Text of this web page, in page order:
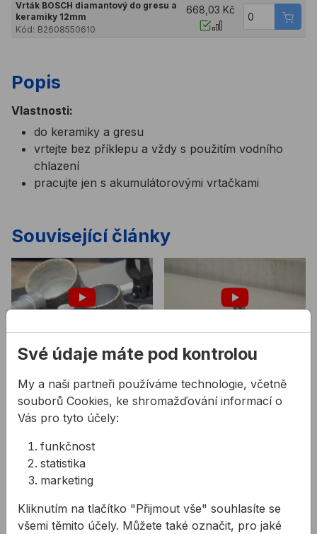
Vrták BOSCH diamantový do gresu a
keramiky 12mm
Kód: B2608550610
668,03 Kč
Popis
Vlastnosti:
do keramiky a gresu
vrtejte bez příklepu a vždy s použitím vodního
chlazení
pracujte jen s akumulátorovými vrtačkami
Související články
Vrtání do keramiky
Jak vyvrtat díru do
keramiky bez jejího
poškození? V této části
keramiky.
Diamantové vrtáky
Jak vyvrtat díru do
obkladu bez jeho
Související produkty
Sada PROFIL DIAMOND 8-dílnáVrták PROFIL DIAMOND
Své údaje máte pod kontrolou
My a naši partneři používáme technologie, včetně
souborů Cookies, ke shromažďování informací o
Vás pro tyto účely:
funkčnost
statistika
marketing
Kliknutím na tlačítko "Přijmout vše" souhlasíte se
všemi těmito účely. Můžete také označit, pro jaké